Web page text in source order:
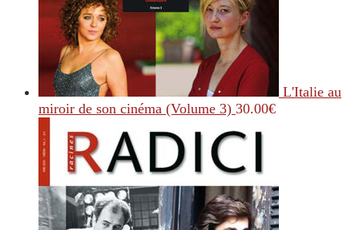
L'Italie au
miroir de son cinéma (Volume 3) 30.00€